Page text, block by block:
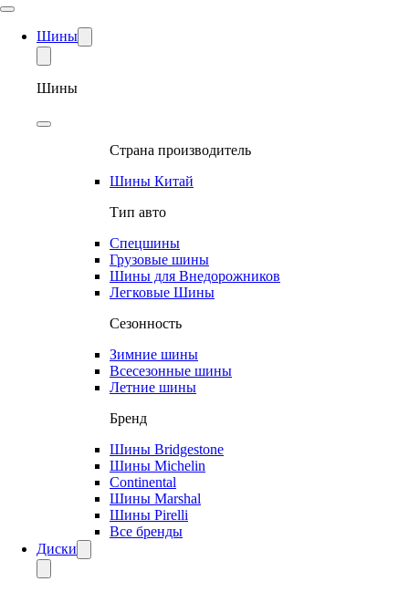
Шины
Шины
Страна производитель
Шины Китай
Тип авто
Спецшины
Грузовые шины
Шины для Внедорожников
Легковые Шины
Сезонность
Зимние шины
Всесезонные шины
Летние шины
Бренд
Шины Bridgestone
Шины Michelin
Continental
Шины Marshal
Шины Pirelli
Все бренды
Диски